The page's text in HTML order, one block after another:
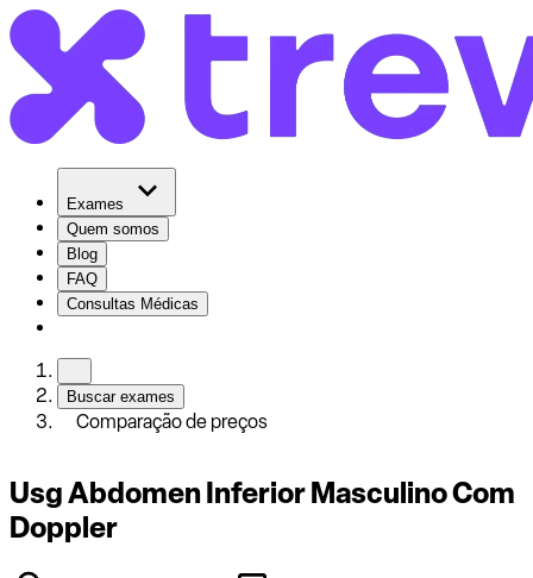
Exames
Quem somos
Blog
FAQ
Consultas Médicas
Buscar exames
Comparação de preços
Usg Abdomen Inferior Masculino Com
Doppler